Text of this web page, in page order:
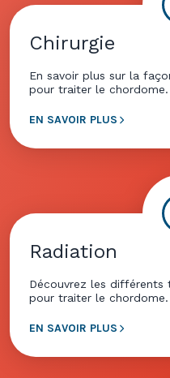
Chirurgie
En savoir plus sur la
pour traiter le chordome.
EN SAVOIR PLUS
Radiation
Découvrez les différents
pour traiter le chordome.
EN SAVOIR PLUS